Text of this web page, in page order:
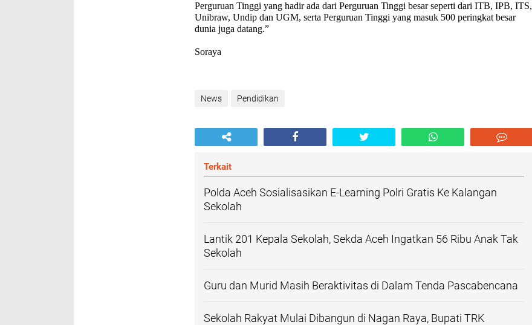
Perguruan Tinggi yang hadir ada dari Perguruan Tinggi besar seperti dari ITB, IPB, ITS,
Unibraw, Undip dan UGM, serta Perguruan Tinggi yang masuk 500 peringkat besar
dunia juga datang.”
Soraya
News Pendidikan
Terkait
Polda Aceh Sosialisasikan E-Learning Polri Gratis Ke Kalangan
Sekolah
Lantik 201 Kepala Sekolah, Sekda Aceh Ingatkan 56 Ribu Anak Tak
Sekolah
Guru dan Murid Masih Beraktivitas di Dalam Tenda Pascabencana
Sekolah Rakyat Mulai Dibangun di Nagan Raya, Bupati TRK